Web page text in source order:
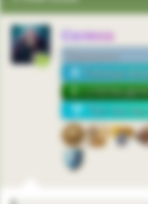
Селена
Принцесса
Топ-постер